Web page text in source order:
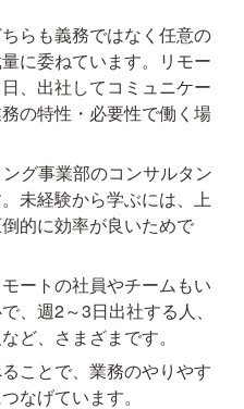
らも義務ではなく任意の
に委ねています。リモー
、出社してコミュニケー
の特性・必要性で働く場
グ事業部のコンサルタン
未経験から学ぶには、上
的に効率が良いためで
ートの社員やチームもい
、週2～3日出社する人、
ど、さまざまです。
ことで、業務のやりやす
なげています。